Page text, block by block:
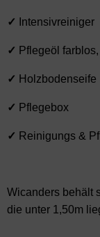
✓ Intensivreiniger
✓ Pflegeöl
✓ Holzbodenseife
✓ Pflegebox
✓ Reinigungs &
Wicanders behält
die unter 1,50m